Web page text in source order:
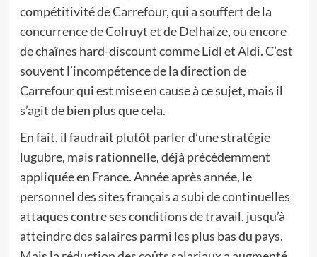
compétitivité de Carrefour, qui a souffert de la
concurrence de Colruyt et de Delhaize, ou encore
de chaînes hard-discount comme Lidl et Aldi. C’est
souvent l’incompétence de la direction de
Carrefour qui est mise en cause à ce sujet, mais il
s’agit de bien plus que cela.
En fait, il faudrait plutôt parler d’une stratégie
lugubre, mais rationnelle, déjà précédemment
appliquée en France. Année après année, le
personnel des sites français a subi de continuelles
attaques contre ses conditions de travail, jusqu’à
atteindre des salaires parmi les plus bas du pays.